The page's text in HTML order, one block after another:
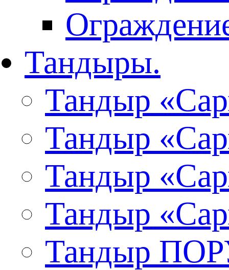
Тандыры.
Тандыр
Тандыр
Тандыр
Тандыр
Тандыр